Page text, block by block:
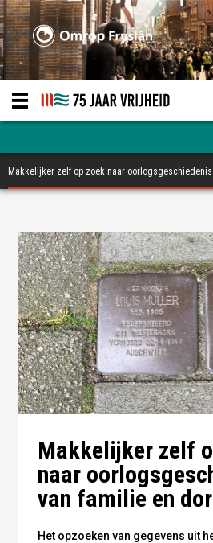
Makkelijker zelf op zoek naar
Makkelijker zelf
naar
van familie en
Het opzoeken van gegevens uit